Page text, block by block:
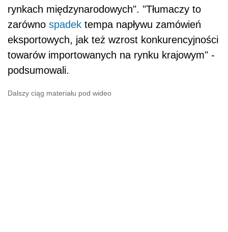
rynkach międzynarodowych". "Tłumaczy to
zarówno spadek tempa napływu zamówień
eksportowych, jak też wzrost konkurencyjności
towarów importowanych na rynku krajowym" -
podsumowali.
Dalszy ciąg materiału pod wideo